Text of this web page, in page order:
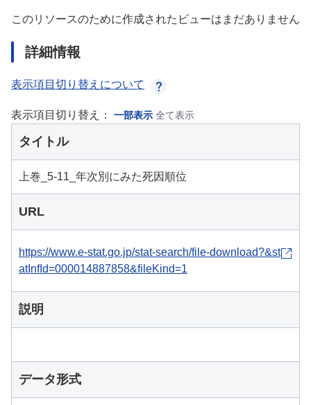
このリソースのために作成されたビューはまだありません
詳細情報
表示項目切り替えについて
表示項目切り替え： 一部表示 全て表示
タイトル
上巻_5-11_年次別にみた死因順位
URL
https://www.e-stat.go.jp/stat-search/file-download?&st
atInfId=000014887858&fileKind=1
説明
データ形式